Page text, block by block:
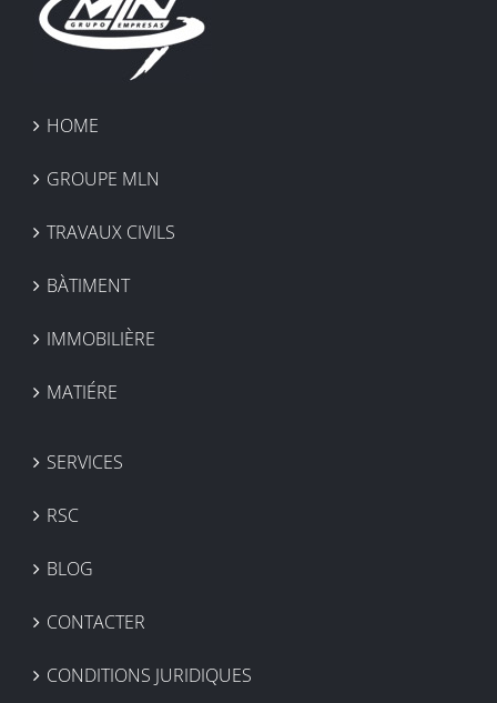
HOME
GROUPE MLN
TRAVAUX CIVILS
BÀTIMENT
IMMOBILIÈRE
MATIÉRE
SERVICES
RSC
BLOG
CONTACTER
CONDITIONS JURIDIQUES